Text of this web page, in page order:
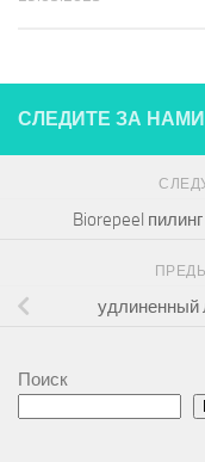
СЛЕДИТЕ ЗА
Biorepeel
удлиненный
Поиск